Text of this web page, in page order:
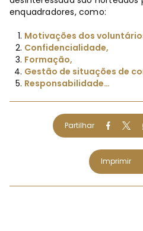
enquadradores, como:
Motivações dos
Confidencialidade,
Formação,
Gestão de situações de
Responsabilidade…
Partilhar
Imprimir